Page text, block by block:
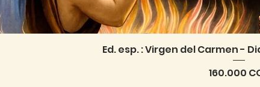
Vista
Ed. esp. : Virgen del Carmen -
Precio
160.000